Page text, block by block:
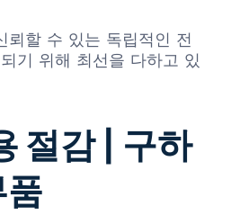
뢰할 수 있는 독립적인 전
기 위해 최선을 다하고 있
절감 | 구하